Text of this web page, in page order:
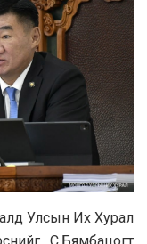
Улсын Их Хурал
С.Бямбацогт